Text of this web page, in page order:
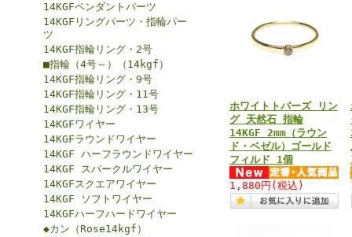
14KGFペンダントパーツ
14KGFリングパーツ・指輪パー
ツ
14KGF指輪リング・2号
■指輪（4号～）（14kgf）
14KGF指輪リング・9号
14KGF指輪リング・11号
14KGF指輪リング・13号
14KGFワイヤー
14KGFラウンドワイヤー
14KGF ハーフラウンドワイヤー
14KGF スパークルワイヤー
14KGFスクエアワイヤー
14KGF ソフトワイヤー
14KGFハーフハードワイヤー
◆カン（Rose14kgf）
ホワイトトパーズ リン
グ 天然石 指輪
14KGF 2mm（ラウン
ド・ベゼル）ゴールド
フィルド 1個
1,880円 (税込)